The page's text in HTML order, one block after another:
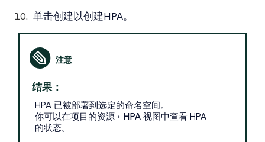
单击创建以创建HPA。
结果：
HPA 已被部署到选定的命名空间。
你可以在项目的资源 HPA视图中查看 HPA
的状态。